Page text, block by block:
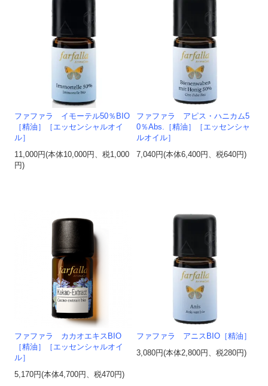
ファファラ イモーテル50％BIO
［精油］［エッセンシャルオイ
ル］
11,000円(本体10,000円、税1,000
円)
ファファラ アピス・ハニカム5
0％Abs.［精油］［エッセンシャ
ルオイル］
7,040円(本体6,400円、税640円)
ファファラ カカオエキスBIO
［精油］［エッセンシャルオイ
ル］
5,170円(本体4,700円、税470円)
ファファラ アニスBIO［精油］
3,080円(本体2,800円、税280円)